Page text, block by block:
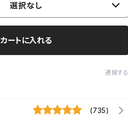
選択なし
カートに入れる
通報する
(735)